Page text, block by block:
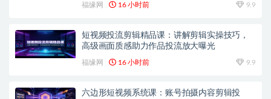
福缘网 16 小时前 9.9
短视频投流剪辑精品课：讲解剪辑实操技巧，
高级画面质感助力作品投流放大曝光
福缘网 16 小时前 9.9
六边形短视频系统课：账号拍摄内容剪辑投